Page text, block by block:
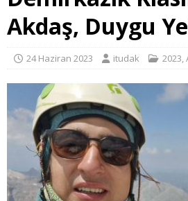
Akdaş, Duygu
24 Haziran 2023 itudak 2023,